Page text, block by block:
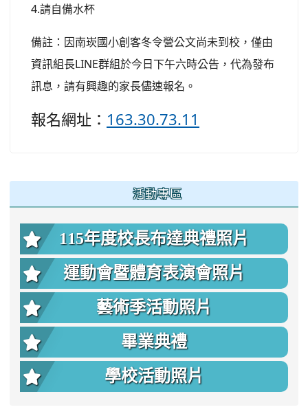
4.請自備水杯
備註：因南崁國小創客冬令營公文尚未到校，僅由
資訊組長LINE群組於今日下午六時公告，代為發布
訊息，請有興趣的家長儘速報名。
報名網址： 163.30.73.11
活動專區
115年度校長布達典禮照片
運動會暨體育表演會照片
藝術季活動照片
畢業典禮
學校活動照片